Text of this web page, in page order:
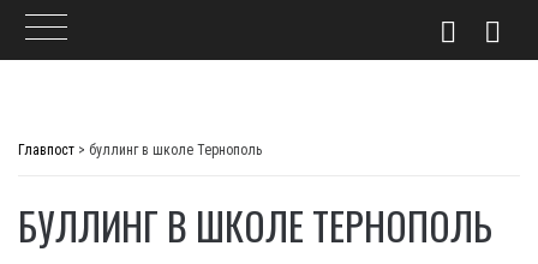
Главпост > буллинг в школе Тернополь
БУЛЛИНГ В ШКОЛЕ ТЕРНОПОЛЬ